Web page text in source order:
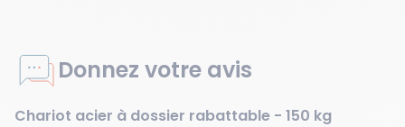
Donnez votre avis
Chariot acier à dossier rabattable - 150 kg